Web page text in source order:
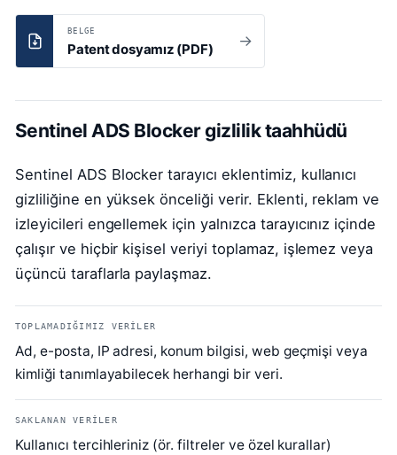
BELGE
Patent dosyamız (PDF) →
Sentinel ADS Blocker gizlilik taahhüdü
Sentinel ADS Blocker tarayıcı eklentimiz, kullanıcı
gizliliğine en yüksek önceliği verir. Eklenti, reklam ve
izleyicileri engellemek için yalnızca tarayıcınız içinde
çalışır ve hiçbir kişisel veriyi toplamaz, işlemez veya
üçüncü taraflarla paylaşmaz.
TOPLAMADIĞIMIZ VERILER
Ad, e-posta, IP adresi, konum bilgisi, web geçmişi veya
kimliği tanımlayabilecek herhangi bir veri.
SAKLANAN VERILER
Kullanıcı tercihleriniz (ör. filtreler ve özel kurallar)